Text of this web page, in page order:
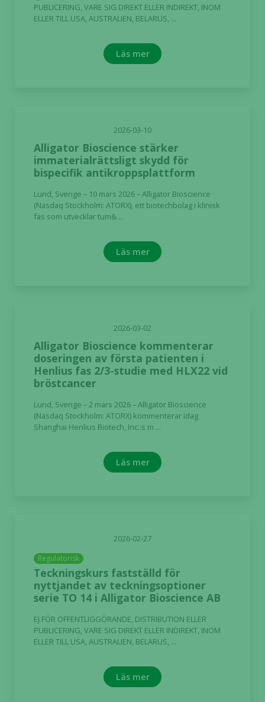
PUBLICERING, VARE SIG DIREKT ELLER INDIREKT, INOM
ELLER TILL USA, AUSTRALIEN, BELARUS, ...
Läs mer
2026-03-10
Alligator Bioscience stärker
immaterialrättsligt skydd för
bispecifik antikroppsplattform
Lund, Sverige – 10 mars 2026 – Alligator Bioscience
(Nasdaq Stockholm: ATORX), ett biotechbolag i klinisk
fas som utvecklar tum& ...
Läs mer
2026-03-02
Alligator Bioscience kommenterar
doseringen av första patienten i
Henlius fas 2/3-studie med HLX22 vid
bröstcancer
Lund, Sverige – 2 mars 2026 – Alligator Bioscience
(Nasdaq Stockholm: ATORX) kommenterar idag
Shanghai Henlius Biotech, Inc.:s m ...
Läs mer
2026-02-27
Regulatorisk
Teckningskurs fastställd för
nyttjandet av teckningsoptioner
serie TO 14 i Alligator Bioscience AB
EJ FÖR OFFENTLIGGÖRANDE, DISTRIBUTION ELLER
PUBLICERING, VARE SIG DIREKT ELLER INDIREKT, INOM
ELLER TILL USA, AUSTRALIEN, BELARUS, ...
Läs mer
Dessa kakor
går inte att
fungera.
kunna
förbättra
funktionalitet
och
uppbyggnad,
För att vår
hemsida ska
prestera så
möjligt
under ditt
besök. Om
här kakorna
kommer viss